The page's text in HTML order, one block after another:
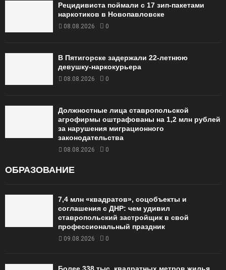
Рецидивиста поймали с 17 зип-пакетами
наркотиков в Новопавловске
08.08.2026 0
В Пятигорске задержали 22-летнюю
девушку-наркокурьера
08.08.2026 0
Должностные лица ставропольской
агрофирмы оштрафованы на 1,2 млн рублей
за нарушения миграционного
законодательства
08.08.2026 0
ОБРАЗОВАНИЕ
7,4 млн «квадратов», соцобъекты и
соглашения с ДНР: чем удивил
ставропольский застройщик в свой
профессиональный праздник
09.08.2026 0